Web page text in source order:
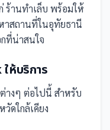
ร้านทำเล็บ พร้อมให้
าสถานที่ในอุทัยธานี
ที่น่าสนใจ
ให้บริการ
างๆ ต่อไปนี้ สำหรับ
ดใกล้เคียง